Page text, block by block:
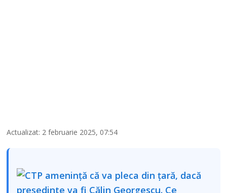
Actualizat: 2 februarie 2025, 07:54